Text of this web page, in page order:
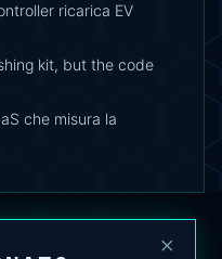
ricarica EV
kit, but the code
che misura la
×